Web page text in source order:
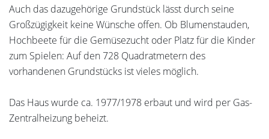
Auch das dazugehörige Grundstück lässt durch seine
Großzügigkeit keine Wünsche offen. Ob Blumenstauden,
Hochbeete für die Gemüsezucht oder Platz für die Kinder
zum Spielen: Auf den 728 Quadratmetern des
vorhandenen Grundstücks ist vieles möglich.
Das Haus wurde ca. 1977/1978 erbaut und wird per Gas-
Zentralheizung beheizt.